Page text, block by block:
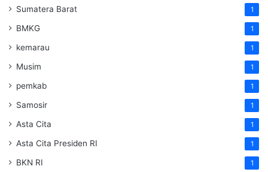
Sumatera Barat 1
BMKG 1
kemarau 1
Musim 1
pemkab 1
Samosir 1
Asta Cita 1
Asta Cita Presiden RI 1
BKN RI 1